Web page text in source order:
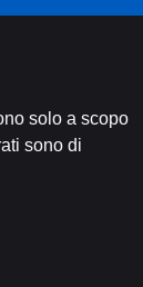
solo a scopo
sono di